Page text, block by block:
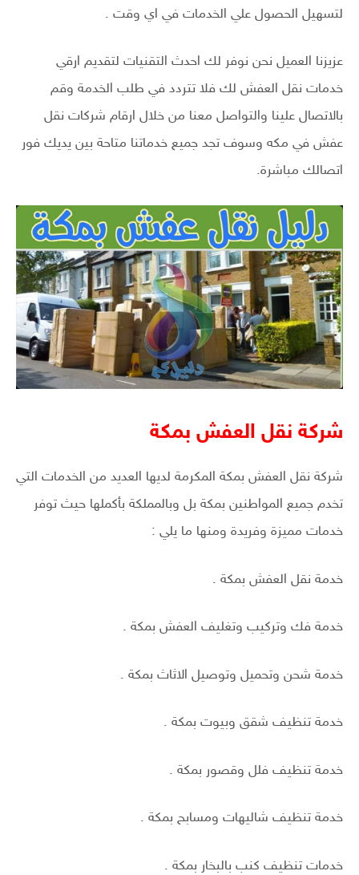
لتسهيل الحصول علي الخدمات في اي وقت .
عزيزنا العميل نحن نوفر لك احدث التقنيات لتقديم ارقي
خدمات نقل العفش لك فلا تتردد في طلب الخدمة وقم
بالاتصال علينا والتواصل معنا من خلال ارقام شركات نقل
عفش في مكه وسوف تجد جميع خدماتنا متاحة بين يديك فور
اتصالك مباشرة.
شركة نقل العفش بمكة
شركة نقل العفش بمكة المكرمة لديها العديد من الخدمات التي
تخدم جميع المواطنين بمكة بل وبالمملكة بأكملها حيث توفر
خدمات مميزة وفريدة ومنها ما يلي :
خدمة نقل العفش بمكة .
خدمة فك وتركيب وتغليف العفش بمكة .
خدمة شحن وتحميل وتوصيل الاثاث بمكة .
خدمة تنظيف شقق وبيوت بمكة .
خدمة تنظيف فلل وقصور بمكة .
خدمة تنظيف شاليهات ومسابح بمكة .
خدمات تنظيف كنب بالبخار بمكة .